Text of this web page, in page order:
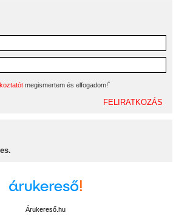
megismertem és elfogadom!*
Árukereső.hu